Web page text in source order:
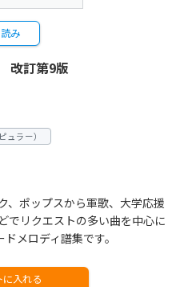
み
改訂第9版
ュラー）
、ポップスから軍歌、大学応援
でリクエストの多い曲を中心に
メロディ譜集です。
に入れる